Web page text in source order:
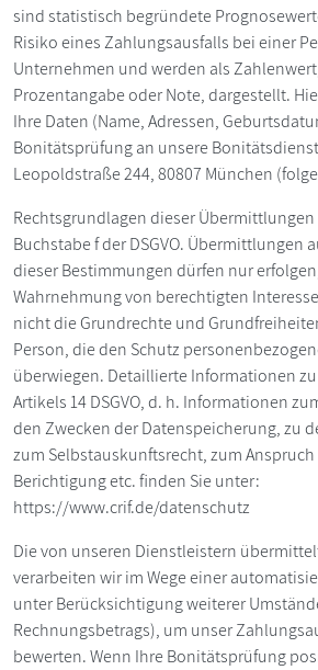
sind statistisch begründete
Risiko eines Zahlungsausfalls bei einer
Unternehmen und werden als
Prozentangabe oder Note, dargestellt.
Ihre Daten (Name, Adressen,
Bonitätsprüfung an unsere
Leopoldstraße 244, 80807 München
Rechtsgrundlagen dieser Übermittlungen
Buchstabe f der DSGVO. Übermittlungen
dieser Bestimmungen dürfen nur
Wahrnehmung von berechtigten
nicht die Grundrechte und
Person, die den Schutz
überwiegen. Detaillierte Informationen zu
Artikels 14 DSGVO, d. h. Informationen
den Zwecken der Datenspeicherung, zu
zum Selbstauskunftsrecht, zum
Berichtigung etc. finden Sie unter:
https://www.crif.de/datenschutz
Die von unseren Dienstleistern
verarbeiten wir im Wege einer
unter Berücksichtigung weiterer
Rechnungsbetrags), um unser
bewerten. Wenn Ihre Bonitätsprüfung